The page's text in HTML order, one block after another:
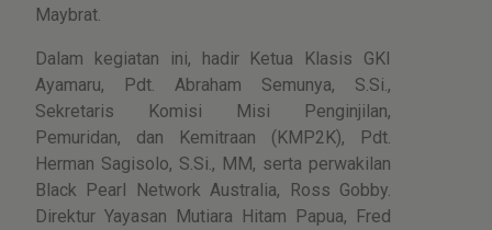
Maybrat.
Dalam kegiatan ini, hadir Ketua Klasis GKI
Ayamaru, Pdt. Abraham Semunya, S.Si.,
Sekretaris Komisi Misi Penginjilan,
Pemuridan, dan Kemitraan (KMP2K), Pdt.
Herman Sagisolo, S.Si., MM, serta perwakilan
Black Pearl Network Australia, Ross Gobby.
Direktur Yayasan Mutiara Hitam Papua, Fred